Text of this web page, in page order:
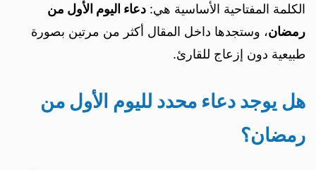
الكلمة المفتاحية الأساسية هي: دعاء اليوم الأول من
رمضان، وستجدها داخل المقال أكثر من مرتين بصورة
طبيعية دون إزعاج للقارئ.
هل يوجد دعاء محدد لليوم الأول من
رمضان؟